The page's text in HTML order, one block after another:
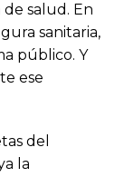
salud. En
sanitaria,
público. Y
ese
del
la